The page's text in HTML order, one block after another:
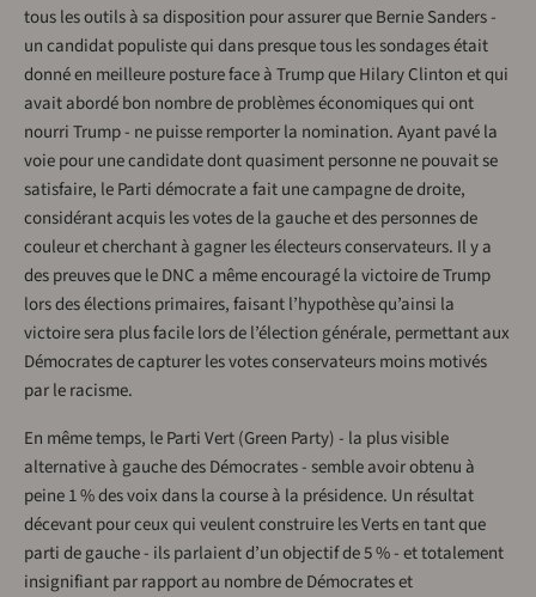
tous les outils à sa disposition pour assurer que Bernie Sanders -
un candidat populiste qui dans presque tous les sondages était
donné en meilleure posture face à Trump que Hilary Clinton et qui
avait abordé bon nombre de problèmes économiques qui ont
nourri Trump - ne puisse remporter la nomination. Ayant pavé la
voie pour une candidate dont quasiment personne ne pouvait se
satisfaire, le Parti démocrate a fait une campagne de droite,
considérant acquis les votes de la gauche et des personnes de
couleur et cherchant à gagner les électeurs conservateurs. Il y a
des preuves que le DNC a même encouragé la victoire de Trump
lors des élections primaires, faisant l’hypothèse qu’ainsi la
victoire sera plus facile lors de l’élection générale, permettant aux
Démocrates de capturer les votes conservateurs moins motivés
par le racisme.
En même temps, le Parti Vert (Green Party) - la plus visible
alternative à gauche des Démocrates - semble avoir obtenu à
peine 1 % des voix dans la course à la présidence. Un résultat
décevant pour ceux qui veulent construire les Verts en tant que
parti de gauche - ils parlaient d’un objectif de 5 % - et totalement
insignifiant par rapport au nombre de Démocrates et